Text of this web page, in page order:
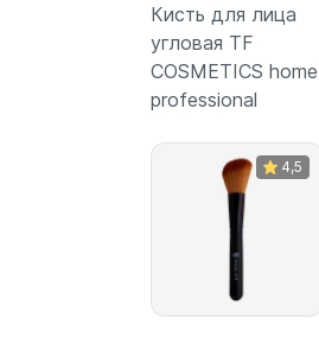
В корзину
Кисть для лица
угловая TF
COSMETICS home
professional
4,5